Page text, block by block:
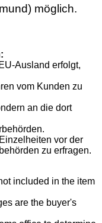
möglich.
Ausland erfolgt,
vom Kunden zu
an die dort
vor der
zu erfragen.
included in the item
are the buyer's